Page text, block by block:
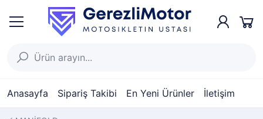
Anasayfa Sipariş Takibi En Yeni Ürünler İletişim